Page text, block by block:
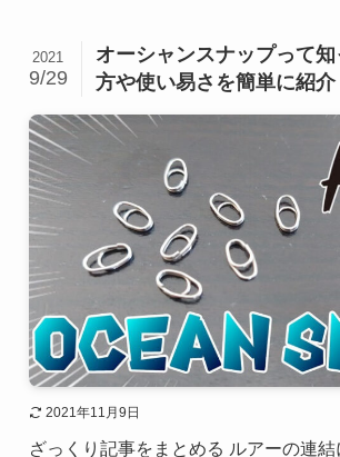
オーシャンスナップって
方や使い易さを簡単に紹介
2021
9/29
2021年11月9日
ざっくり記事をまとめる ルアーの連